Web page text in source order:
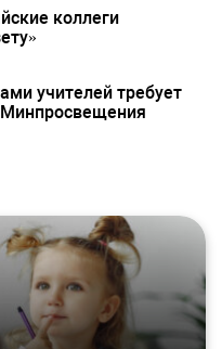
коллеги
учителей требует
Минпросвещения